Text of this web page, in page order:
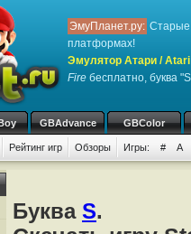
ЭмуПланет.ру: Старые
платформах!
Эмулятор Атари /
Fire бесплатно, буква
GBAdvance GBColor
Рейтинг игр Обзоры Игры: # A
Буква S.